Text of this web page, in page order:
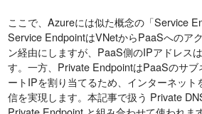
ここで、Azureには似た概念の「Service
Service EndpointはVNetからPaaSへのア
ン経由にしますが、PaaS側のIPアドレス
す。一方、Private EndpointはPaaSのサ
ートIPを割り当てるため、インターネット
信を実現します。本記事で扱う Private